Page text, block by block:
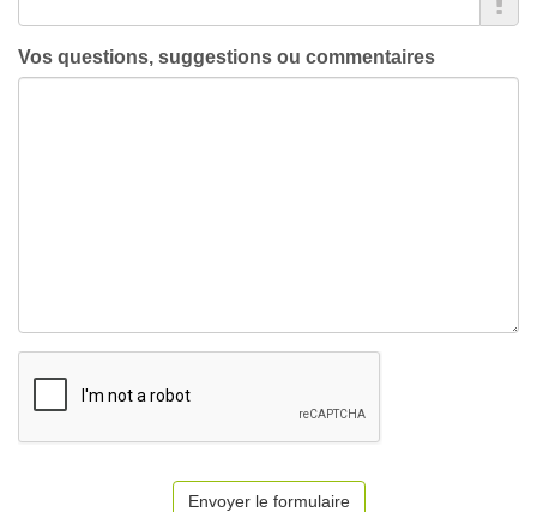
Vos questions, suggestions ou commentaires
Envoyer le formulaire